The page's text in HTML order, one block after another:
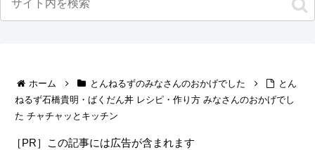
ホーム とんねるずのみなさんのおかげでした
とん
ねるず石橋貴明・ばくだん丼 レシピ・作り方 みなさんのおかげでし
た チャチャッとキッチン
［PR］この記事には広告が含まれます